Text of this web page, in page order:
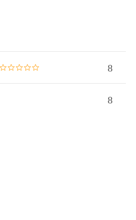
0.0 star rating